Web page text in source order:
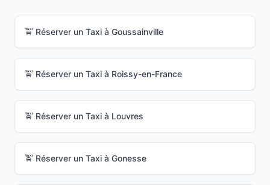
🚖 Réserver un Taxi à Goussainville
🚖 Réserver un Taxi à Roissy-en-France
🚖 Réserver un Taxi à Louvres
🚖 Réserver un Taxi à Gonesse